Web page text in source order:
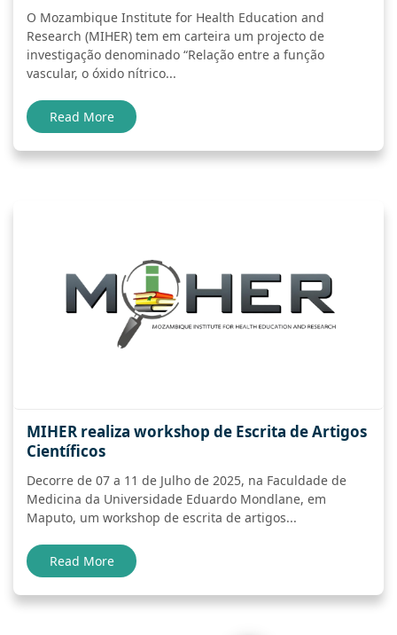
O Mozambique Institute for Health Education and
Research (MIHER) tem em carteira um projecto de
investigação denominado “Relação entre a função
vascular, o óxido nítrico...
Read More
MIHER realiza workshop de Escrita de Artigos
Científicos
Decorre de 07 a 11 de Julho de 2025, na Faculdade de
Medicina da Universidade Eduardo Mondlane, em
Maputo, um workshop de escrita de artigos...
Read More